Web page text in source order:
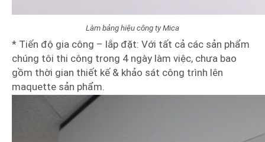
Làm bảng hiệu công ty Mica
* Tiến độ gia công – lắp đặt: Với tất cả các sản phẩm
chúng tôi thi công trong 4 ngày làm việc, chưa bao
gồm thời gian thiết kế & khảo sát công trình lên
maquette sản phẩm.